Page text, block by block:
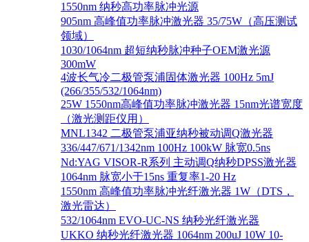
1550nm 纳秒高功率脉冲光源
905nm 高峰值功率脉冲激光器 35/75W（高压测试
领域）
1030/1064nm 超短纳秒脉冲种子OEM激光源
300mW
4波长气冷二极管泵浦固体激光器 100Hz 5mJ
(266/355/532/1064nm)
25W 1550nm高峰值功率脉冲激光器 15nm光谱宽度
（激光测距仪用）
MNL1342 二极管泵浦亚纳秒被动调Q激光器
336/447/671/1342nm 100Hz 100kW 脉宽0.5ns
Nd:YAG VISOR-R系列 主动调Q纳秒DPSS激光器
1064nm 脉宽小于15ns 重复率1-20 Hz
1550nm 高峰值功率脉冲光纤激光器 1W（DTS，
激光雷达）
532/1064nm EVO-UC-NS 纳秒光纤激光器
UKKO 纳秒光纤激光器 1064nm 200uJ 10W 10-